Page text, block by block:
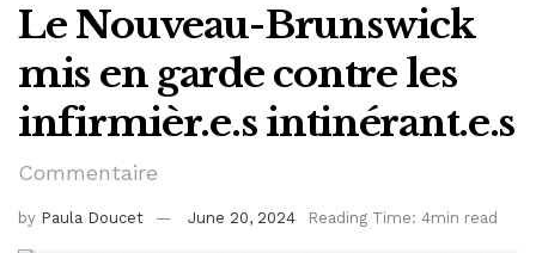
Le Nouveau-Brunswick
mis en garde contre les
infirmièr.e.s intinérant.e.s
Commentaire
by Paula Doucet June 20, 2024 Reading Time: 4min read